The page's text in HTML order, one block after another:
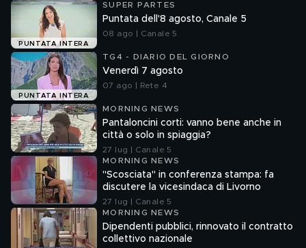
PUNTATA INTERA
SUPER PARTES
Puntata dell'8 agosto, Canale 5
08 ago | Canale 5
PUNTATA INTERA
TG4 - DIARIO DEL GIORNO
Venerdì 7 agosto
07 ago | Rete 4
MORNING NEWS
Pantaloncini corti: vanno bene anche in
città o solo in spiaggia?
27 lug | Canale 5
MORNING NEWS
"Scosciata" in conferenza stampa: fa
discutere la vicesindaca di Livorno
27 lug | Canale 5
MORNING NEWS
Dipendenti pubblici, rinnovato il contratto
collettivo nazionale